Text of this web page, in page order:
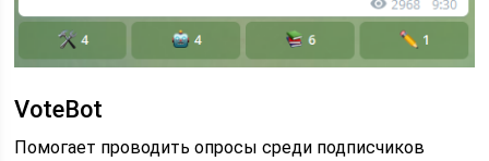
VoteBot
Помогает проводить опросы среди подписчиков